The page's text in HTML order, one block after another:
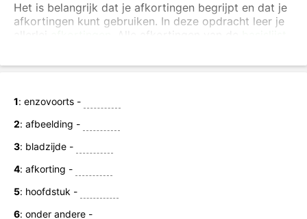
Het is belangrijk dat je afkortingen begrijpt en dat je
afkortingen kunt gebruiken. In deze opdracht leer je
. Alle afkortingen van de
Geef de afkortingen van de onderstaande woorden.
1: enzovoorts -
2: afbeelding -
3: bladzijde -
4: afkorting -
5: hoofdstuk -
6: onder andere -